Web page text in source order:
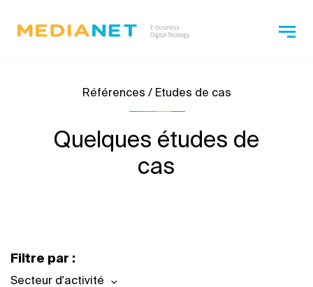
Références / Etudes de cas
Quelques études de
cas
Filtre par :
Secteur d'activité